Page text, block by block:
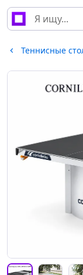
Теннисные